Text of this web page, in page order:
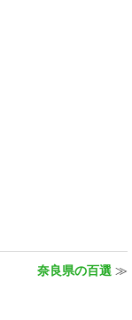
奈良県の百選 ≫